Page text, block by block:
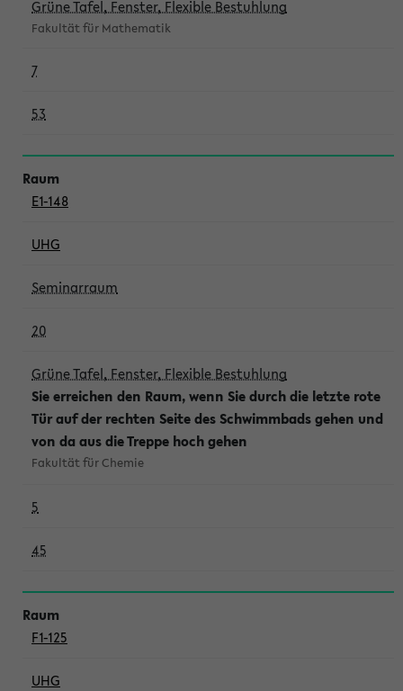
Grüne Tafel, Fenster, Flexible Bestuhlung
Fakultät für Mathematik
7
53
E1-148
UHG
Seminarraum
20
Grüne Tafel, Fenster, Flexible Bestuhlung
Sie erreichen den Raum, wenn Sie durch die letzte rote
Tür auf der rechten Seite des Schwimmbads gehen und
von da aus die Treppe hoch gehen
Fakultät für Chemie
5
45
F1-125
UHG